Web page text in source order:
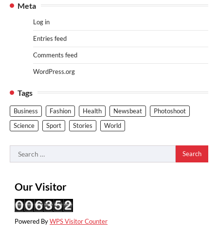
Meta
Log in
Entries feed
Comments feed
WordPress.org
Tags
Business Fashion Health Newsbeat
Photoshoot
Science
Sport Stories World
Search
for:
Our Visitor
Powered ByWPS Visitor Counter